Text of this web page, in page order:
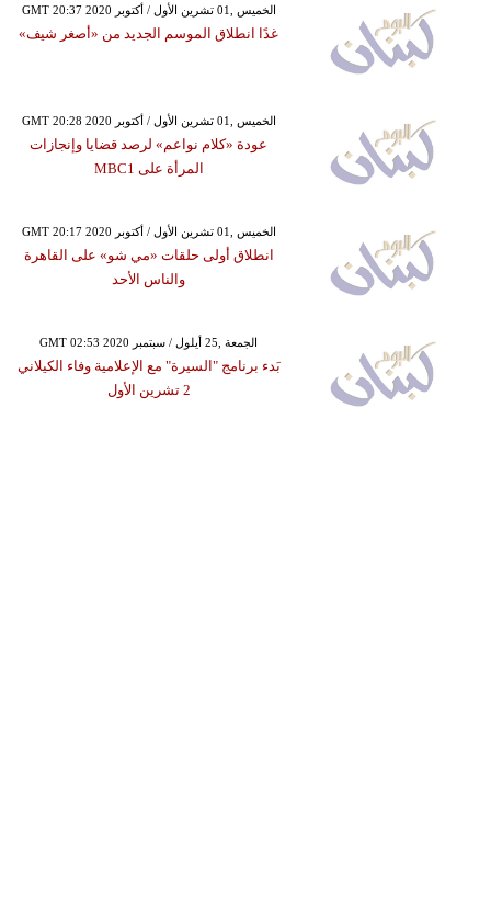
GMT 20:37 2020 الخميس ,01 تشرين الأول / أكتوبر
غدًا انطلاق الموسم الجديد من «أصغر شيف»
GMT 20:28 2020 الخميس ,01 تشرين الأول / أكتوبر
عودة «كلام نواعم» لرصد قضايا وإنجازات
المرأة على MBC1
GMT 20:17 2020 الخميس ,01 تشرين الأول / أكتوبر
انطلاق أولى حلقات «مي شو» على القاهرة
والناس الأحد
GMT 02:53 2020 الجمعة ,25 أيلول / سبتمبر
بَدء برنامج "السيرة" مع الإعلامية ‏وفاء الكيلاني
2 تشرين الأول